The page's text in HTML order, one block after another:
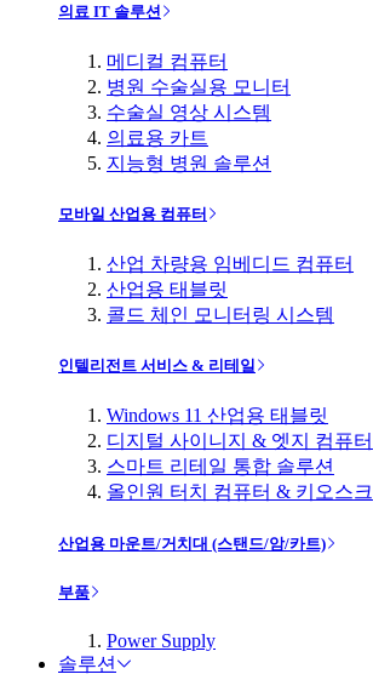
의료 IT 솔루션
메디컬 컴퓨터
병원 수술실용 모니터
수술실 영상 시스템
의료용 카트
지능형 병원 솔루션
모바일 산업용 컴퓨터
산업 차량용 임베디드 컴퓨터
산업용 태블릿
콜드 체인 모니터링 시스템
인텔리전트 서비스 & 리테일
Windows 11 산업용 태블릿
디지털 사이니지 & 엣지 컴퓨터
스마트 리테일 통합 솔루션
올인원 터치 컴퓨터 & 키오스크
산업용 마운트/거치대 (스탠드/암/카트)
부품
Power Supply
솔루션